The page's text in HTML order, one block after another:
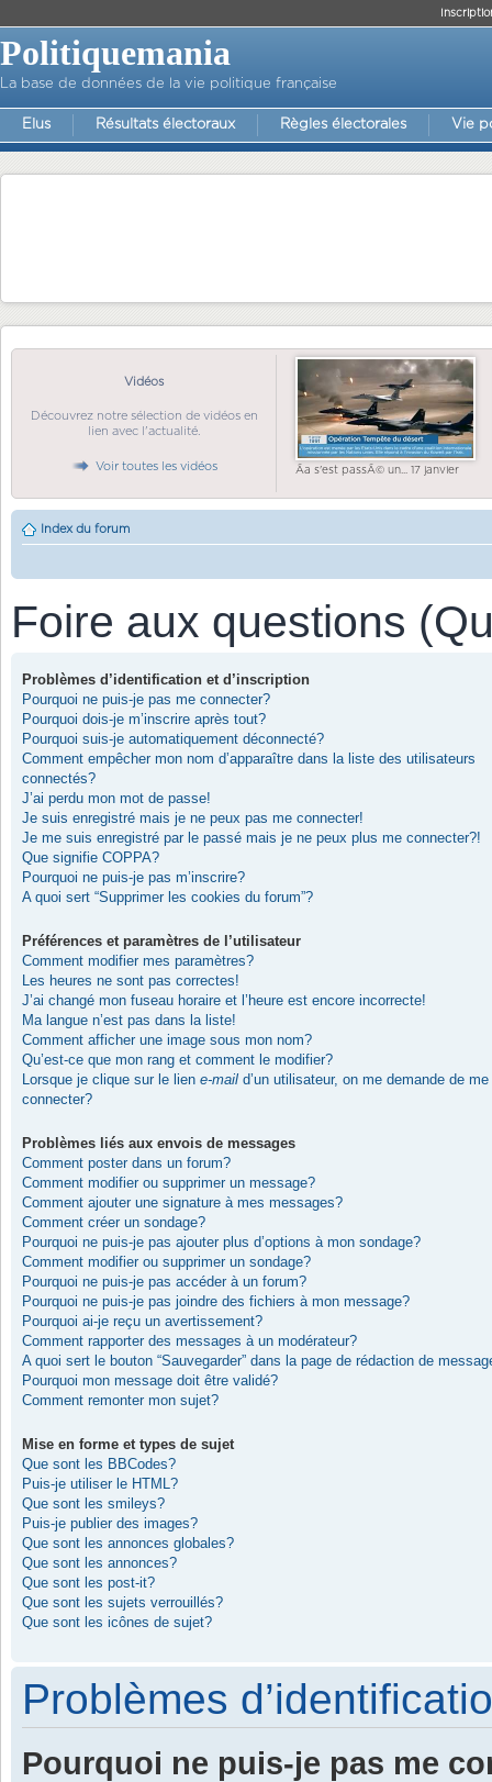
Politiquemania
La base de données de la vie politique française
Elus Résultats électoraux Règles électorales Vie
Vidéos
Découvrez notre sélection de vidéos en
lien avec l'actualité.
Voir toutes les vidéos Ãa s'est passÃ© un... 17 janvier
Index du forum
Foire aux questions
Problèmes d’identification et d’inscription
Pourquoi ne puis-je pas me connecter?
Pourquoi dois-je m’inscrire après tout?
Pourquoi suis-je automatiquement déconnecté?
Comment empêcher mon nom d’apparaître dans la liste des utilisateurs
connectés?
J’ai perdu mon mot de passe!
Je suis enregistré mais je ne peux pas me connecter!
Je me suis enregistré par le passé mais je ne peux plus me connecter?!
Que signifie COPPA?
Pourquoi ne puis-je pas m’inscrire?
A quoi sert “Supprimer les cookies du forum”?
Préférences et paramètres de l’utilisateur
Comment modifier mes paramètres?
Les heures ne sont pas correctes!
J’ai changé mon fuseau horaire et l’heure est encore incorrecte!
Ma langue n’est pas dans la liste!
Comment afficher une image sous mon nom?
Qu’est-ce que mon rang et comment le modifier?
Lorsque je clique sur le lien e-mail d’un utilisateur, on me demande de me
connecter?
Problèmes liés aux envois de messages
Comment poster dans un forum?
Comment modifier ou supprimer un message?
Comment ajouter une signature à mes messages?
Comment créer un sondage?
Pourquoi ne puis-je pas ajouter plus d’options à mon sondage?
Comment modifier ou supprimer un sondage?
Pourquoi ne puis-je pas accéder à un forum?
Pourquoi ne puis-je pas joindre des fichiers à mon message?
Pourquoi ai-je reçu un avertissement?
Comment rapporter des messages à un modérateur?
A quoi sert le bouton “Sauvegarder” dans la page de rédaction de
Pourquoi mon message doit être validé?
Comment remonter mon sujet?
Mise en forme et types de sujet
Que sont les BBCodes?
Puis-je utiliser le HTML?
Que sont les smileys?
Puis-je publier des images?
Que sont les annonces globales?
Que sont les annonces?
Que sont les post-it?
Que sont les sujets verrouillés?
Que sont les icônes de sujet?
Problèmes
Pourquoi ne puis-je pas me